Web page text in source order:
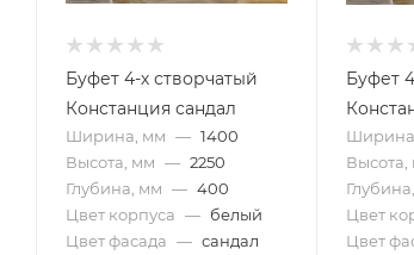
Буфет 4-х створчатый
Констанция сандал
Ширина, мм — 1400
Высота, мм — 2250
Глубина, мм — 400
Цвет корпуса — белый
Цвет фасада — сандал
Буфет
Высота,
Цвет
Цвет